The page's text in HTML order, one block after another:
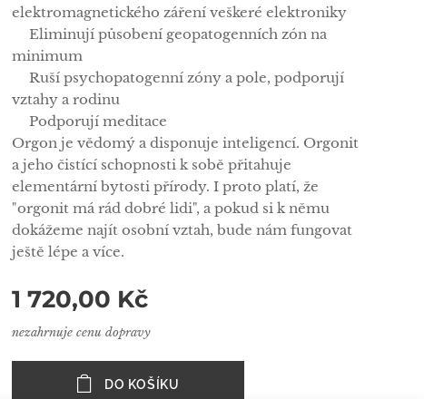
elektromagnetického záření veškeré elektroniky
✅Eliminují působení geopatogenních zón na
minimum
✅Ruší psychopatogenní zóny a pole, podporují
vztahy a rodinu
✅Podporují meditace
Orgon je vědomý a disponuje inteligencí. Orgonit
a jeho čistící schopnosti k sobě přitahuje
elementární bytosti přírody. I proto platí, že
"orgonit má rád dobré lidi", a pokud si k němu
dokážeme najít osobní vztah, bude nám fungovat
ještě lépe a více.
1 720,00 Kč
nezahrnuje cenu dopravy
DO KOŠÍKU